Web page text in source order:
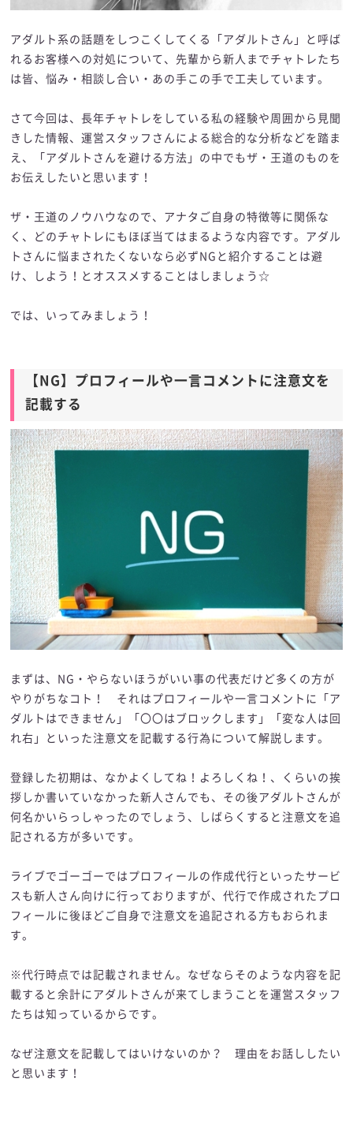
アダルト系の話題をしつこくしてくる「アダルトさん」と呼ば
れるお客様への対処について、先輩から新人までチャトレたち
は皆、悩み・相談し合い・あの手この手で工夫しています。
さて今回は、長年チャトレをしている私の経験や周囲から見聞
きした情報、運営スタッフさんによる総合的な分析などを踏ま
え、「アダルトさんを避ける方法」の中でもザ・王道のものを
お伝えしたいと思います！
ザ・王道のノウハウなので、アナタご自身の特徴等に関係な
く、どのチャトレにもほぼ当てはまるような内容です。アダル
トさんに悩まされたくないなら必ずNGと紹介することは避
け、しよう！とオススメすることはしましょう☆
では、いってみましょう！
【NG】プロフィールや一言コメントに注意文を
記載する
まずは、NG・やらないほうがいい事の代表だけど多くの方が
やりがちなコト！ それはプロフィールや一言コメントに「ア
ダルトはできません」「〇〇はブロックします」「変な人は回
れ右」といった注意文を記載する行為について解説します。
登録した初期は、なかよくしてね！よろしくね！、くらいの挨
拶しか書いていなかった新人さんでも、その後アダルトさんが
何名かいらっしゃったのでしょう、しばらくすると注意文を追
記される方が多いです。
ライブでゴーゴーではプロフィールの作成代行といったサービ
スも新人さん向けに行っておりますが、代行で作成されたプロ
フィールに後ほどご自身で注意文を追記される方もおられま
す。
※代行時点では記載されません。なぜならそのような内容を記
載すると余計にアダルトさんが来てしまうことを運営スタッフ
たちは知っているからです。
なぜ注意文を記載してはいけないのか？ 理由をお話ししたい
と思います！